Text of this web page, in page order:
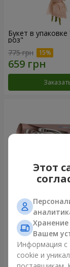
Букет в
роз"
775 грн
Букет "7
999 грн
Этот
Вашем
Информация с
cookie и